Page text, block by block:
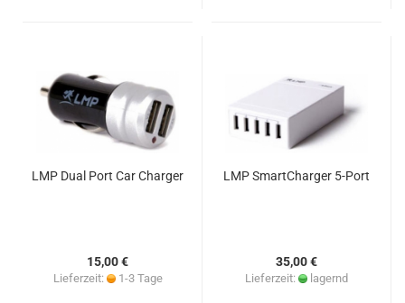
LMP Dual Port Car Charger
15,00 €
Lieferzeit: 1-3 Tage
LMP SmartCharger 5-Port
35,00 €
Lieferzeit: lagernd